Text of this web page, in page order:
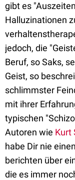
gibt es
Halluzinationen
jedoch, die
Beruf, so Saks,
Geist, so
schlimmster
mit ihrer
typischen
Autoren wie Kurt
habe Dir nie
berichten über
die es immer